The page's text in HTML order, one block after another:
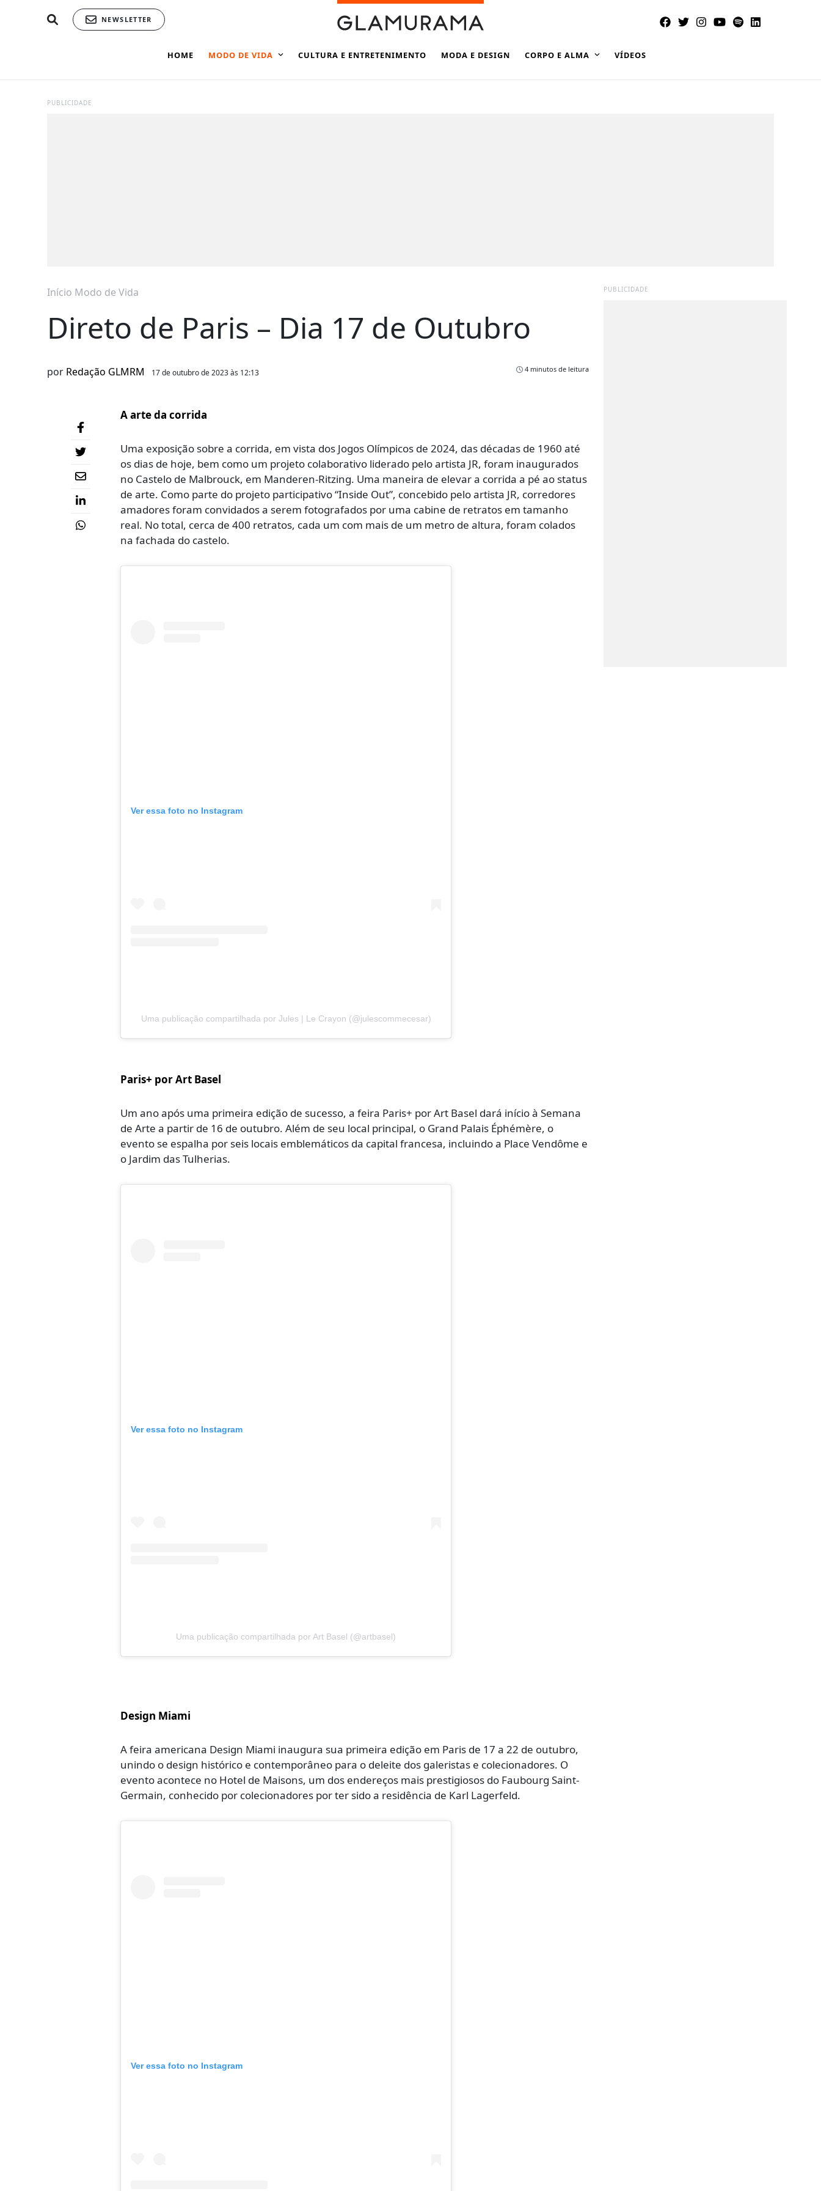
NEWSLETTER
HOME MODO DE VIDA CULTURA E ENTRETENIMENTO MODA E DESIGN CORPO E ALMA VÍDEOS
PUBLICIDADE
Início Modo de Vida
Direto de Paris – Dia 17 de Outubro
por Redação GLMRM 17 de outubro de 2023 às 12:13 4 minutos de leitura
Aarte da corrida
Uma exposição sobre a corrida, em vista dos Jogos Olímpicos de 2024, das décadas de 1960 até
os dias de hoje, bem como um projeto colaborativo liderado pelo artista JR, foram inaugurados
no Castelo de Malbrouck, em Manderen-Ritzing. Uma maneira de elevar a corrida a pé ao status
de arte. Como parte do projeto participativo “Inside Out”, concebido pelo artista JR, corredores
amadores foram convidados a serem fotografados por uma cabine de retratos em tamanho
real. No total, cerca de 400 retratos, cada um com mais de um metro de altura, foram colados
na fachada do castelo.
Ver essa foto no Instagram
Uma publicação compartilhada por Jules | Le Crayon (@julescommecesar)
Paris+ por Art Basel
Um ano após uma primeira edição de sucesso, a feira Paris+ por Art Basel dará início à Semana
de Arte a partir de 16 de outubro. Além de seu local principal, o Grand Palais Éphémère, o
evento se espalha por seis locais emblemáticos da capital francesa, incluindo a Place Vendôme e
o Jardim das Tulherias.
Ver essa foto no Instagram
Uma publicação compartilhada por Art Basel (@artbasel)
Design Miami
A feira americana Design Miami inaugura sua primeira edição em Paris de 17 a 22 de outubro,
unindo o design histórico e contemporâneo para o deleite dos galeristas e colecionadores. O
evento acontece no Hotel de Maisons, um dos endereços mais prestigiosos do Faubourg Saint-
Germain, conhecido por colecionadores por ter sido a residência de Karl Lagerfeld.
Ver essa foto no Instagram
PUBLICIDADE